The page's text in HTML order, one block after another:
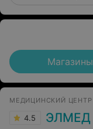
Магазины
МЕДИЦИНСКИЙ ЦЕНТР
4.5 ЭЛМЕД